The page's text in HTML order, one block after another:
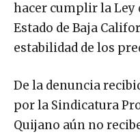
hacer cumplir la Ley
Estado de Baja
estabilidad de los
De la denuncia
por la Sindicatura
Quijano aún no